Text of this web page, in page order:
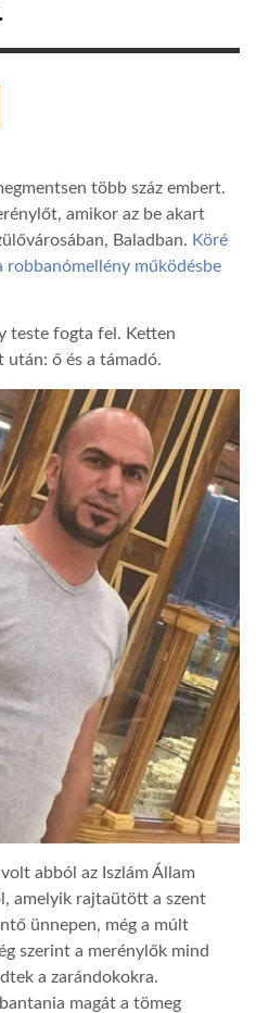
több száz embert.
amikor az be akart
Baladban. Köré
működésbe
teste fogta fel. Ketten
után: ő és a támadó.
abból az Iszlám Állam
amelyik rajtaütött a szent
ünnepen, még a múlt
szerint a merénylők mind
a zarándokokra.
magát a tömeg